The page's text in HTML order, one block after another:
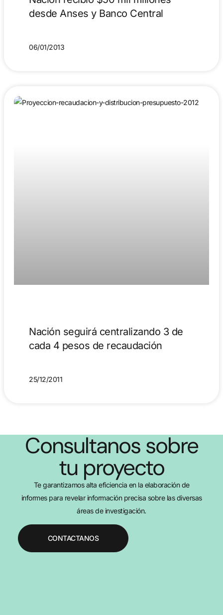
desde Anses y Banco Central
06/01/2013
Nación seguirá centralizando 3 de
cada 4 pesos de recaudación
25/12/2011
Consultanos sobre
tu proyecto
Te garantizamos alta eficiencia en la elaboración de
informes para revelar información precisa sobre las diversas
áreas de investigación.
CONTACTANOS